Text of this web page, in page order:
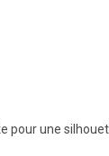
pour une